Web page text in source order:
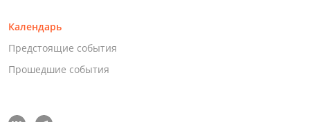
Календарь
Предстоящие события
Прошедшие события